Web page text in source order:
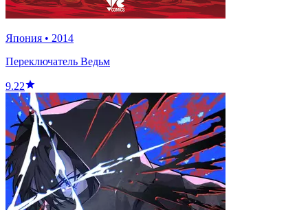
Япония • 2014
Переключатель Ведьм
9.22